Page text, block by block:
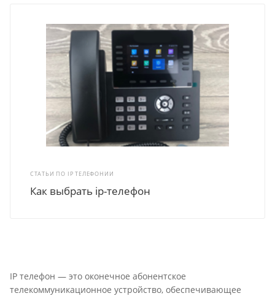
СТАТЬИ ПО IP ТЕЛЕФОНИИ
Как выбрать ip-телефон
IP телефон — это оконечное абонентское
телекоммуникационное устройство, обеспечивающее